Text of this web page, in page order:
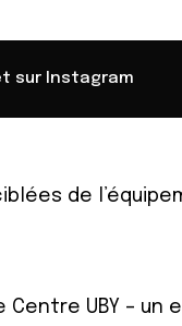
sur Instagram
de
UBY – un